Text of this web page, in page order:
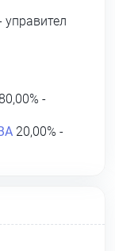
управител
-
20,00% -